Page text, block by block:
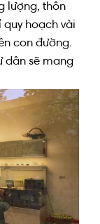
lượng, thôn
quy hoạch vài
con đường.
dân sẽ mang